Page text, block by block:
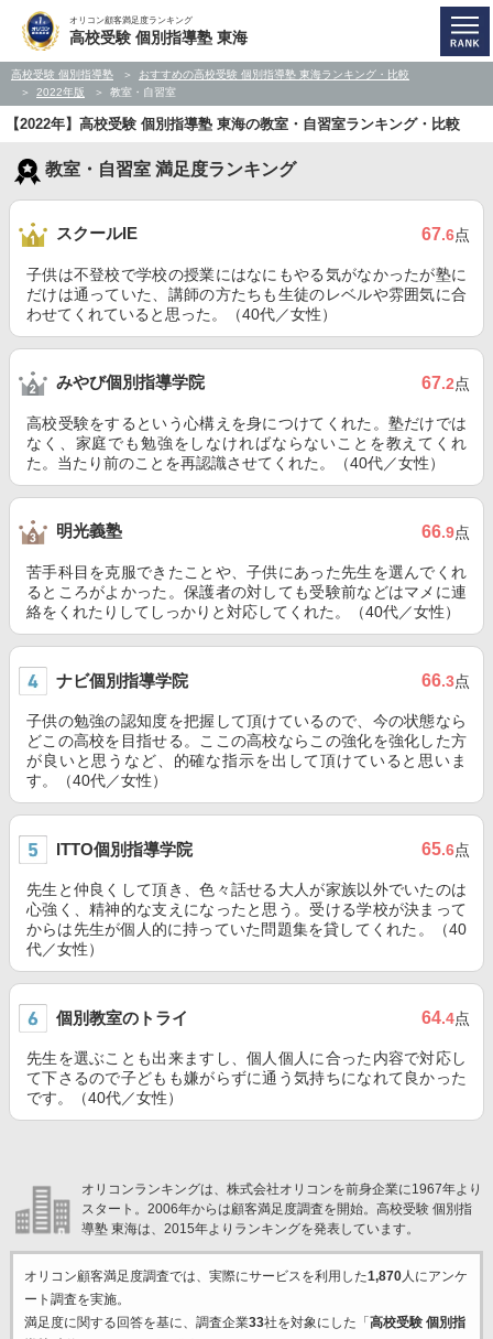
オリコン顧客満足度ランキング
高校受験 個別指導塾 東海
高校受験 個別指導塾
おすすめの高校受験 個別指導塾 東海ランキング・比較
2022年版
教室・自習室
【2022年】高校受験 個別指導塾 東海の教室・自習室ランキング・比較
教室・自習室 満足度ランキング
スクールIE 67.6点
子供は不登校で学校の授業にはなにもやる気がなかったが塾に
だけは通っていた、講師の方たちも生徒のレベルや雰囲気に合
わせてくれていると思った。（40代／女性）
みやび個別指導学院 67.2点
高校受験をするという心構えを身につけてくれた。塾だけでは
なく、家庭でも勉強をしなければならないことを教えてくれ
た。当たり前のことを再認識させてくれた。（40代／女性）
明光義塾 66.9点
苦手科目を克服できたことや、子供にあった先生を選んでくれ
るところがよかった。保護者の対しても受験前などはマメに連
絡をくれたりしてしっかりと対応してくれた。（40代／女性）
ナビ個別指導学院 66.3点
子供の勉強の認知度を把握して頂けているので、今の状態なら
どこの高校を目指せる。ここの高校ならこの強化を強化した方
が良いと思うなど、的確な指示を出して頂けていると思いま
す。（40代／女性）
ITTO個別指導学院 65.6点
先生と仲良くして頂き、色々話せる大人が家族以外でいたのは
心強く、精神的な支えになったと思う。受ける学校が決まって
からは先生が個人的に持っていた問題集を貸してくれた。（40
代／女性）
個別教室のトライ 64.4点
先生を選ぶことも出来ますし、個人個人に合った内容で対応し
て下さるので子どもも嫌がらずに通う気持ちになれて良かった
です。（40代／女性）
オリコンランキングは、株式会社オリコンを前身企業に1967年より
スタート。2006年からは顧客満足度調査を開始。高校受験 個別指
導塾 東海は、2015年よりランキングを発表しています。
オリコン顧客満足度調査では、実際にサービスを利用した1,870人にアンケ
ート調査を実施。
満足度に関する回答を基に、調査企業33社を対象にした「 高校受験 個別指